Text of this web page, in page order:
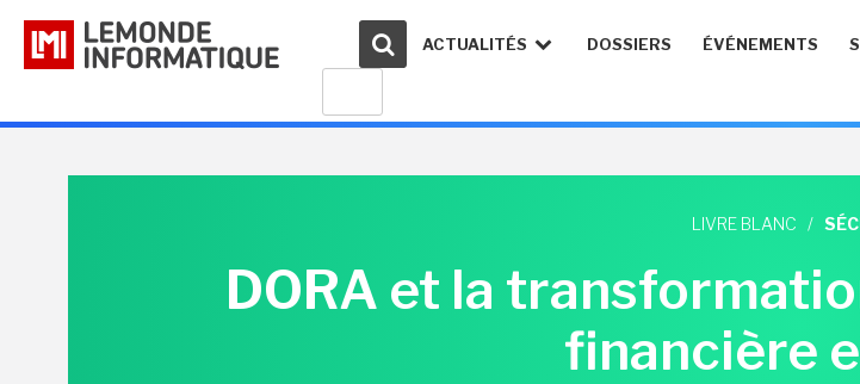
ACTUALITÉS DOSSIERS ÉVÉNEMENTS
LIVRE BLANC /
DORA et la
financière